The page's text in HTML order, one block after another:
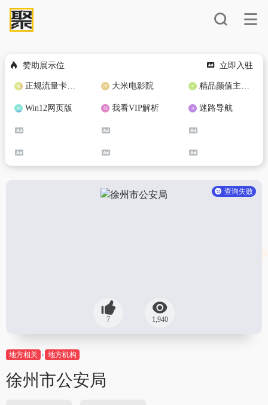
赞助展示位 立即入驻
正规流量卡免费加盟合作 大米电影院 精品颜值主播定制
Win12网页版 我看VIP解析 迷路导航
查询失败
7 1,940
地方相关 地方机构
徐州市公安局